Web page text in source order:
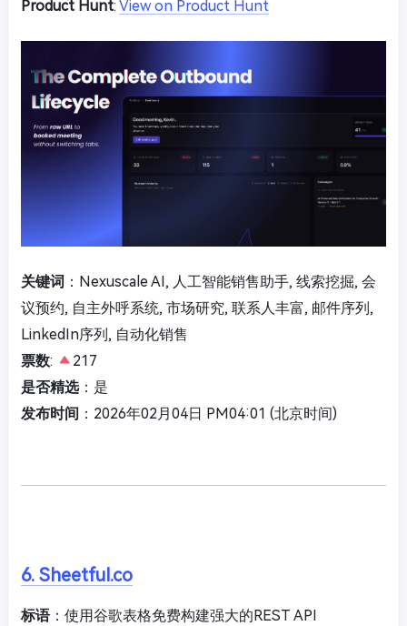
Product Hunt: View on Product Hunt
关键词 ：Nexuscale AI, 人工智能销售助手, 线索挖掘, 会
议预约, 自主外呼系统, 市场研究, 联系人丰富, 邮件序列,
LinkedIn序列, 自动化销售
票数:
217
是否精选：是
发布时间 ：2026年02月04日 PM04:01 (北京时间)
6. Sheetful.co
标语：使用谷歌表格免费构建强大的REST API